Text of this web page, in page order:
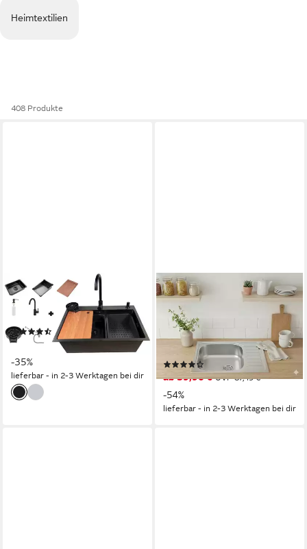
Heimtextilien
408 Produkte
FAIZEE MÖBEL
Edelstahlspüle Edelstahlspüle
Otto Quantum Schwarz
(17)
79,90 € UVP 122,49 €
-35%
lieferbar - in 2-3 Werktagen bei dir
FAIZEE MÖBEL
Edelstahlspüle
Edelstahleinbauspüle Design
60x50,5 cm inkl. Zubehör-set,
Eckig, 60/50.5 cm
ab 39,90 € UVP87,49 €
-54%
lieferbar - in 2-3 Werktagen bei dir